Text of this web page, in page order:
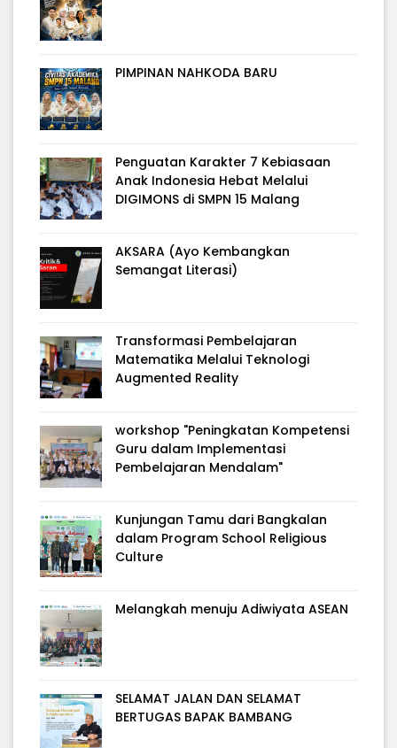
PIMPINAN NAHKODA BARU
Penguatan Karakter 7 Kebiasaan
Anak Indonesia Hebat Melalui
DIGIMONS di SMPN 15 Malang
AKSARA (Ayo Kembangkan
Semangat Literasi)
Transformasi Pembelajaran
Matematika Melalui Teknologi
Augmented Reality
workshop "Peningkatan Kompetensi
Guru dalam Implementasi
Pembelajaran Mendalam"
Kunjungan Tamu dari Bangkalan
dalam Program School Religious
Culture
Melangkah menuju Adiwiyata ASEAN
SELAMAT JALAN DAN SELAMAT
BERTUGAS BAPAK BAMBANG